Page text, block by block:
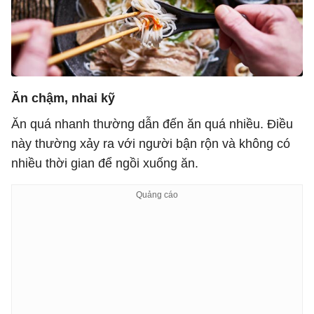
Ăn chậm, nhai kỹ
Ăn quá nhanh thường dẫn đến ăn quá nhiều. Điều
này thường xảy ra với người bận rộn và không có
nhiều thời gian để ngồi xuống ăn.